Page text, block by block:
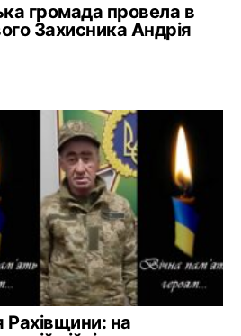
громада провела в
Захисника Андрія
Рахівщини: на